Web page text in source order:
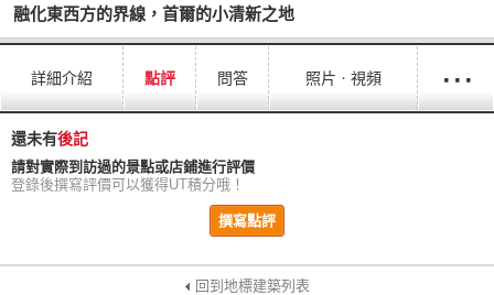
融化東西方的界線，首爾的小清新之地
詳細介紹 點評 問答 照片ㆍ視頻 ···
還未有後記
請對實際到訪過的景點或店鋪進行評價
登錄後撰寫評價可以獲得UT積分哦！
撰寫點評
回到地標建築列表